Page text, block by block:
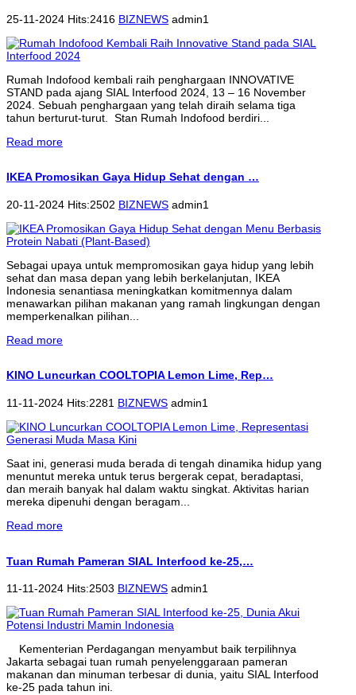
25-11-2024 Hits:2416 BIZNEWS admin1
Rumah Indofood kembali raih penghargaan INNOVATIVE
STAND pada ajang SIAL Interfood 2024, 13 – 16 November
2024. Sebuah penghargaan yang telah diraih selama tiga
tahun berturut-turut. Stan Rumah Indofood berdiri...
Read more
IKEA Promosikan Gaya Hidup Sehat dengan …
20-11-2024 Hits:2502 BIZNEWS admin1
Sebagai upaya untuk mempromosikan gaya hidup yang lebih
sehat dan masa depan yang lebih berkelanjutan, IKEA
Indonesia senantiasa meningkatkan komitmennya dalam
menawarkan pilihan makanan yang ramah lingkungan dengan
memperkenalkan pilihan...
Read more
KINO Luncurkan COOLTOPIA Lemon Lime, Rep…
11-11-2024 Hits:2281 BIZNEWS admin1
Saat ini, generasi muda berada di tengah dinamika hidup yang
menuntut mereka untuk terus bergerak cepat, beradaptasi,
dan meraih banyak hal dalam waktu singkat. Aktivitas harian
mereka dipenuhi dengan beragam...
Read more
Tuan Rumah Pameran SIAL Interfood ke-25,…
11-11-2024 Hits:2503 BIZNEWS admin1
Kementerian Perdagangan menyambut baik terpilihnya
Jakarta sebagai tuan rumah penyelenggaraan pameran
makanan dan minuman terbesar di dunia, yaitu SIAL Interfood
ke-25 pada tahun ini.